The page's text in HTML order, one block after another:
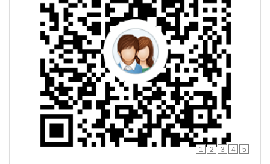
1 2 3 4 5